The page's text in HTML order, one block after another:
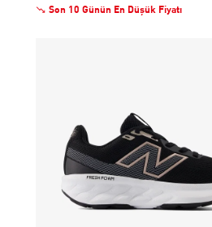
Son 10 Günün En Düşük Fiyatı